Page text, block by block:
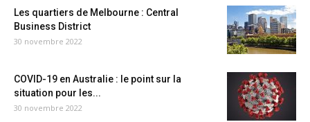
Les quartiers de Melbourne : Central
Business District
30 novembre 2022
COVID-19 en Australie : le point sur la
situation pour les...
30 novembre 2022